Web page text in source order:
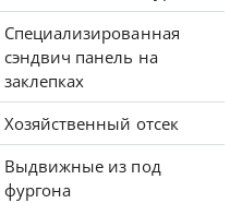
Специализированная
сэндвич панель на
заклепках
Хозяйственный отсек
Выдвижные из под
фургона